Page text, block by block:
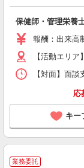
保健師・管理栄養
報酬：出来高
【活動エリ
【対面】面
応
キー
業務委託